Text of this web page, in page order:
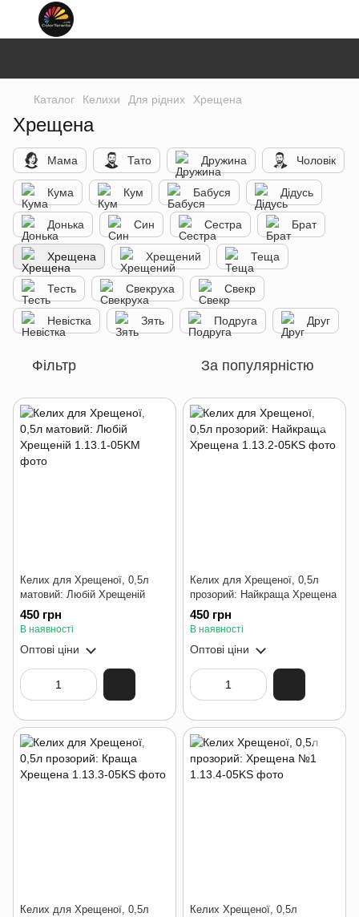
Каталог Келихи Для рідних Хрещена
Хрещена
Мама Тато Дружина Чоловік
Кума Кум Бабуся Дідусь
Донька Син Сестра Брат
Хрещена Хрещений Теща
Тесть Свекруха Свекр
Невістка Зять Подруга Друг
Фільтр За популярністю
Келих для Хрещеної, 0,5л
матовий: Любій Хрещеній
450 грн
В наявності
Оптові ціни
Келих для Хрещеної, 0,5л
прозорий: Найкраща Хрещена
450 грн
В наявності
Оптові ціни
Келих для Хрещеної, 0,5л
Келих Хрещеної, 0,5л